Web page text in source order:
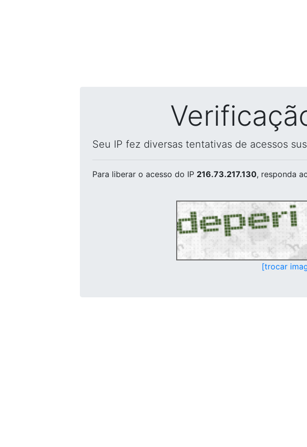
Seu IP fez diversas tentativas de acessos
Para liberar o acesso do IP 216.73.217.130, responda
[trocar